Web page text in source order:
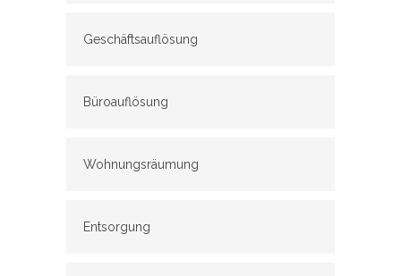
Geschäftsauflösung
Büroauflösung
Wohnungsräumung
Entsorgung